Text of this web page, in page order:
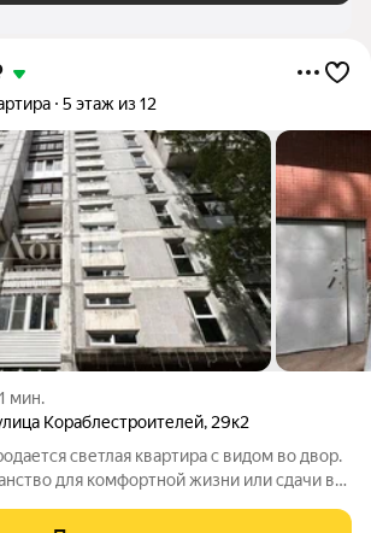
5 этаж из 12
мин.
Кораблестроителей, 29к2
светлая квартира с видом во двор.
для комфортной жизни или сдачи в
меблированная . Главное преимущество